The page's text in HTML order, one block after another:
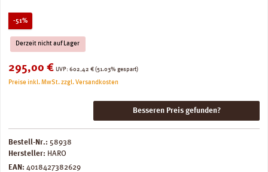
-51%Rabatt
Derzeit nicht auf Lager
Verkaufspreis:
295,00 € UVP: Regulärer Preis:
602,42 € (51.03% gespart)
Preise inkl. MwSt. zzgl. Versandkosten
Besseren Preis gefunden?
Bestell-Nr.: 58938
Hersteller: HARO
EAN: 4018427382629